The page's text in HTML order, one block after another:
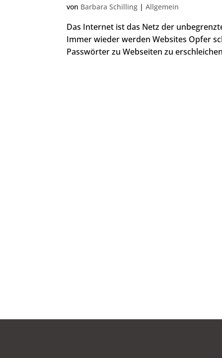
von Barbara Schilling |Allgemein
Das Internet ist das Netz der
Immer wieder werden Websites Opfer
Passwörter zu Webseiten zu